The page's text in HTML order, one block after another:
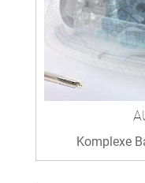
Komplexe